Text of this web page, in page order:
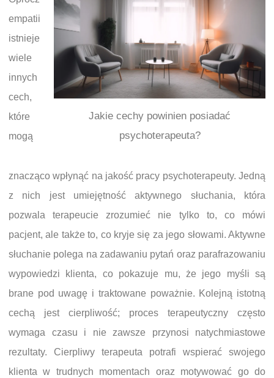
Jakie cechy powinien posiadać
psychoterapeuta?
empatii
istnieje
wiele
innych
cech,
które
mogą
znacząco wpłynąć na jakość pracy psychoterapeuty. Jedną
z nich jest umiejętność aktywnego słuchania, która
pozwala terapeucie zrozumieć nie tylko to, co mówi
pacjent, ale także to, co kryje się za jego słowami. Aktywne
słuchanie polega na zadawaniu pytań oraz parafrazowaniu
wypowiedzi klienta, co pokazuje mu, że jego myśli są
brane pod uwagę i traktowane poważnie. Kolejną istotną
cechą jest cierpliwość; proces terapeutyczny często
wymaga czasu i nie zawsze przynosi natychmiastowe
rezultaty. Cierpliwy terapeuta potrafi wspierać swojego
klienta w trudnych momentach oraz motywować go do